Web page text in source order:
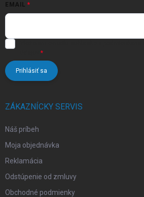
EMAIL
Prihlásiť sa
ZÁKAZNÍCKY SERVIS
Náš príbeh
Moja objednávka
Reklamácia
Odstúpenie od zmluvy
Obchodné podmienky